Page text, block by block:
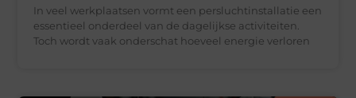
In veel werkplaatsen vormt een persluchtinstallatie een
essentieel onderdeel van de dagelijkse activiteiten.
Toch wordt vaak onderschat hoeveel energie verloren